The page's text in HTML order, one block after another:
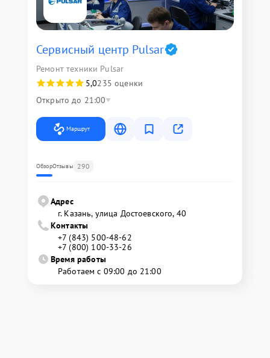
Сервисный центр Pulsar
Ремонт техники Pulsar
5,0235 оценки
Открыто до 21:00
Маршрут
ОбзорОтзывы 290
Адрес
г. Казань, улица Достоевского, 40
Контакты
+7 (843) 500-48-62
+7 (800) 100-33-26
Время работы
Работаем с 09:00 до 21:00